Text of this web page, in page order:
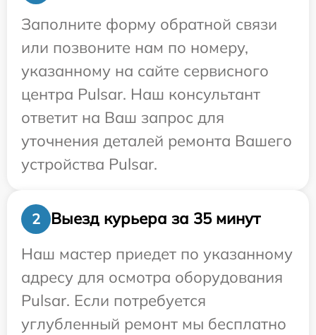
Заполните форму обратной связи
или позвоните нам по номеру,
указанному на сайте сервисного
центра Pulsar. Наш консультант
ответит на Ваш запрос для
уточнения деталей ремонта Вашего
устройства Pulsar.
2
Выезд курьера за 35 минут
Наш мастер приедет по указанному
адресу для осмотра оборудования
Pulsar. Если потребуется
углубленный ремонт мы бесплатно